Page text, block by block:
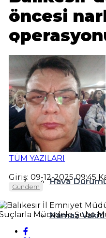
Magazin
Sağlık
Teknoloji
Resmi İlanlar
Diğer
Nöbetçi
Hava
Namaz
öncesi
TÜM YAZILARI
Giriş: 09-12-2025 09:45
Gündem